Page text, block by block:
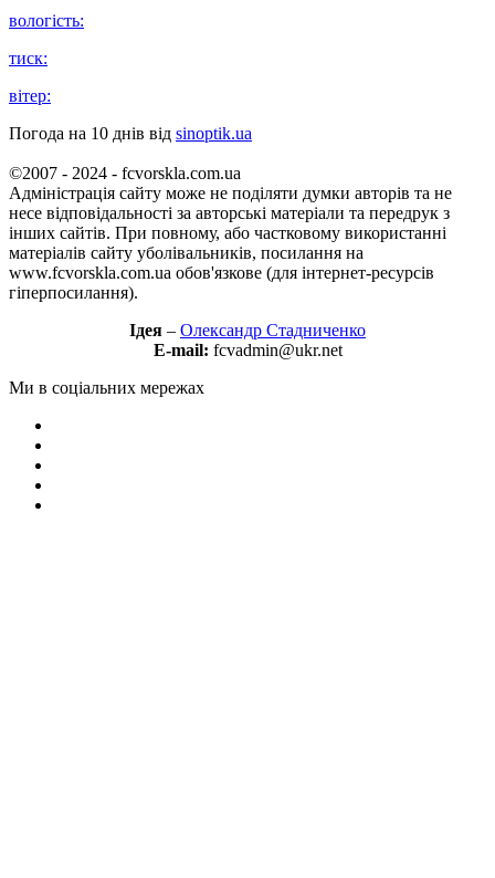
вологість:
тиск:
вітер:
Погода на 10 днів від sinoptik.ua
©2007 - 2024 - fcvorskla.com.ua
Адміністрація сайту може не поділяти думки авторів та не
несе відповідальності за авторські матеріали та передрук з
інших сайтів. При повному, або частковому використанні
матеріалів сайту уболівальників, посилання на
www.fcvorskla.com.ua обов'язкове (для інтернет-ресурсів
гіперпосилання).
Ідея – Олександр Стадниченко
E-mail: fcvadmin@ukr.net
Ми в соціальних мережах